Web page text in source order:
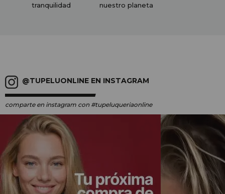
tranquilidad
nuestro planeta
@TUPELUONLINE EN INSTAGRAM
comparte en instagram con #tupeluqueriaonline